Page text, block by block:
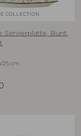
COLLECTION
Servierplatte, Bunt,
cm